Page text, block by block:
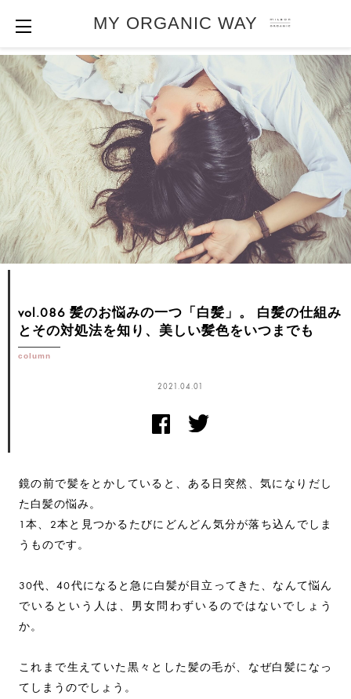
MY ORGANIC WAY
vol.086 髪のお悩みの一つ「白髪」。
白髪の仕組み
とその対処法を知り、美しい髪色をいつまでも
column
2021.04.01
鏡の前で髪をとかしていると、ある日突然、気になりだし
た白髪の悩み。
1本、2本と見つかるたびにどんどん気分が落ち込んでしま
うものです。
30代、40代になると急に白髪が目立ってきた、なんて悩ん
でいるという人は、男女問わずいるのではないでしょう
か。
これまで生えていた黒々とした髪の毛が、なぜ白髪になっ
てしまうのでしょう。